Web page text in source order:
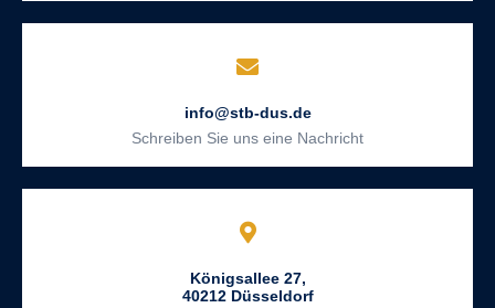
info@stb-dus.de
Schreiben Sie uns eine Nachricht
Königsallee 27,
40212 Düsseldorf